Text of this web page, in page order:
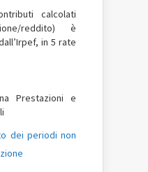
calcolati
reddito) è
in 5 rate
Prestazioni e
dei periodi non